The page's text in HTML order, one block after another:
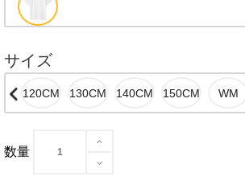
サイズ
数量